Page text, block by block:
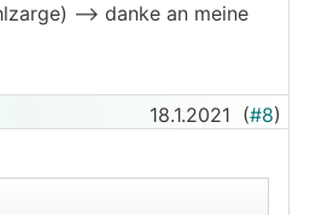
--> danke an meine
18.1.2021 (#8)